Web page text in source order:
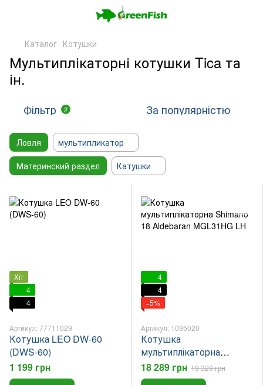
Каталог Котушки
Мультиплікаторні котушки Tica та
ін.
Фільтр 2 За популярністю
Ловля
мультипликатор
Материнский раздел
Катушки
Хіт
4
4
Артикул: 77711029
Котушка LEO DW-60
(DWS-60)
1 199 грн
4
4
−5%
Артикул: 1095020
Котушка
мультиплікаторна
Shimano 18 Aldebaran
MGL31HG LH
18 289 грн 19 329 грн